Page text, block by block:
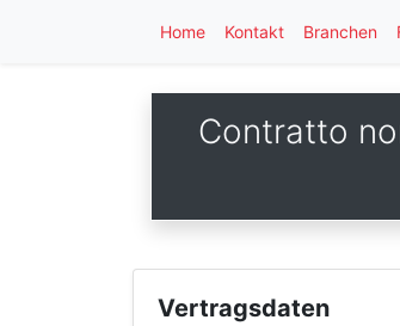
Home Kontakt Branchen
Contratto
Vertragsdaten